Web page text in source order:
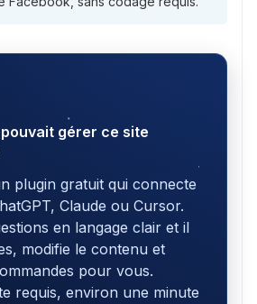
gérer ce site
plugin gratuit qui connecte
Claude ou Cursor.
en langage clair et il
modifie le contenu et
pour vous.
requis, environ une minute